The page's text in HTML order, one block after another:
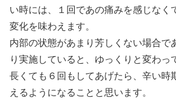
い時には、１回であの痛みを感じなく
変化を味わえます。
内部の状態があまり芳しくない場合で
り実施していると、ゆっくりと変わ
長くても６回もしてあげたら、辛い時
えるようになることと思います。